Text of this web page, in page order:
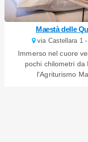
Maestà delle
via Castellara 1 -
Immerso nel cuore
pochi chilometri da
l'Agriturismo